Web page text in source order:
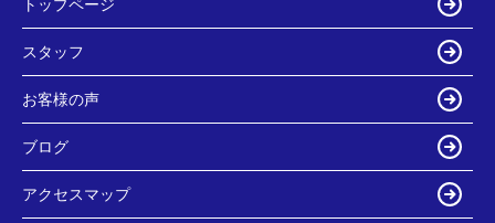
トップページ
スタッフ
お客様の声
ブログ
アクセスマップ